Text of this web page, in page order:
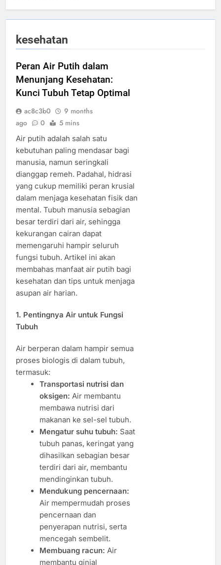
kesehatan
Peran Air Putih dalam
Menunjang Kesehatan:
Kunci Tubuh Tetap Optimal
ac8c3b0
9 months
ago
0 5 mins
Air putih adalah salah satu
kebutuhan paling mendasar bagi
manusia, namun seringkali
dianggap remeh. Padahal, hidrasi
yang cukup memiliki peran krusial
dalam menjaga kesehatan fisik dan
mental. Tubuh manusia sebagian
besar terdiri dari air, sehingga
kekurangan cairan dapat
memengaruhi hampir seluruh
fungsi tubuh. Artikel ini akan
membahas manfaat air putih bagi
kesehatan dan tips untuk menjaga
asupan air harian.
1. Pentingnya Air untuk Fungsi
Tubuh
Air berperan dalam hampir semua
proses biologis di dalam tubuh,
termasuk:
Transportasi nutrisi dan
oksigen: Air membantu
membawa nutrisi dari
makanan ke sel-sel tubuh.
Mengatur suhu tubuh: Saat
tubuh panas, keringat yang
dihasilkan sebagian besar
terdiri dari air, membantu
mendinginkan tubuh.
Mendukung pencernaan:
Air mempermudah proses
pencernaan dan
penyerapan nutrisi, serta
mencegah sembelit.
Membuang racun: Air
membantu ginjal